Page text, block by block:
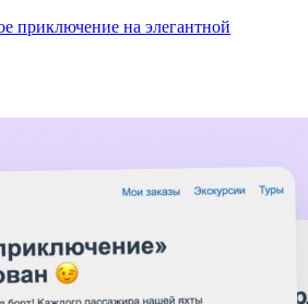
приключение на элегантной